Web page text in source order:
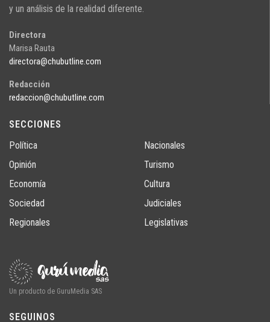
y un análisis de la realidad diferente.
Directora
Marisa Rauta
directora@chubutline.com
Redacción
redaccion@chubutline.com
SECCIONES
Política
Opinión
Economía
Sociedad
Regionales
Nacionales
Turismo
Cultura
Judiciales
Legislativas
Un producto de GuruMedia SAS
SEGUINOS